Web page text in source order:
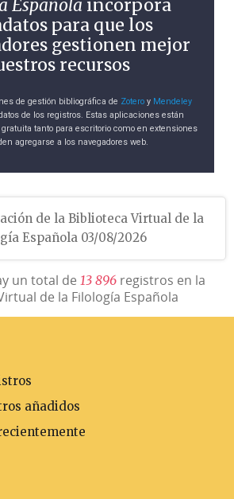
Española incorpora
para que los
gestionen mejor
recursos
de gestión bibliográfica de Zoteroy Mendeley
de los registros. Estas aplicaciones están
tanto para escritorio como en extensiones
agregarse a los navegadores web.
de la Biblioteca Virtual de la
Española 03/08/2026
un total de 13 896registros en la
de la Filología Española
añadidos